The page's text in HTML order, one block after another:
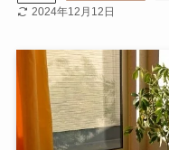
2024年12月12日